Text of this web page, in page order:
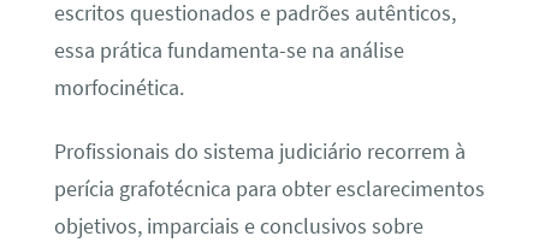
escritos questionados e padrões autênticos,
essa prática fundamenta-se na análise
morfocinética.
Profissionais do sistema judiciário recorrem à
perícia grafotécnica para obter esclarecimentos
objetivos, imparciais e conclusivos sobre